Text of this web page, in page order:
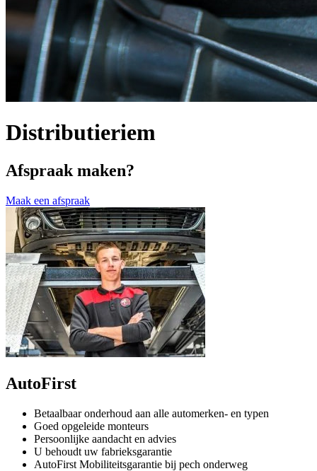
Distributieriem
Afspraak maken?
Maak een afspraak
AutoFirst
Betaalbaar onderhoud aan alle automerken- en typen
Goed opgeleide monteurs
Persoonlijke aandacht en advies
U behoudt uw fabrieksgarantie
AutoFirst Mobiliteitsgarantie bij pech onderweg